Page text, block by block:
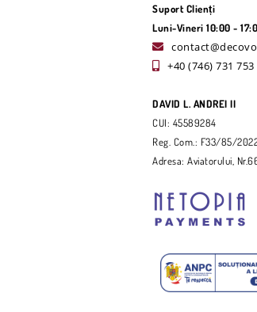
Suport Clienți
Luni-Vineri 10:00 -
+40 (746) 731 753
DAVID L. ANDREI II
CUI: 45589284
Reg. Com.: F33/85/
Adresa: Aviatorului,